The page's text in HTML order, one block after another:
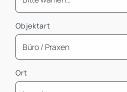
Objektart
Ort